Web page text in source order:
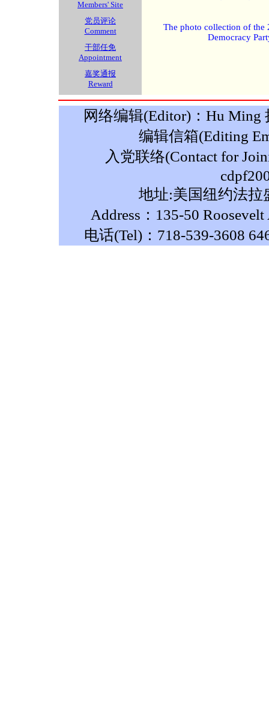
Members' Site
党员评论
Comment
干部任免
Appointment
嘉奖通报
Reward
The photo collection of the
Democracy
网络编辑(Editor)：Hu Ming
编辑信箱(Editing
入党联络(Contact for
地址:美国纽约法拉
Address：135-50
电话(Tel)：718-539-3608